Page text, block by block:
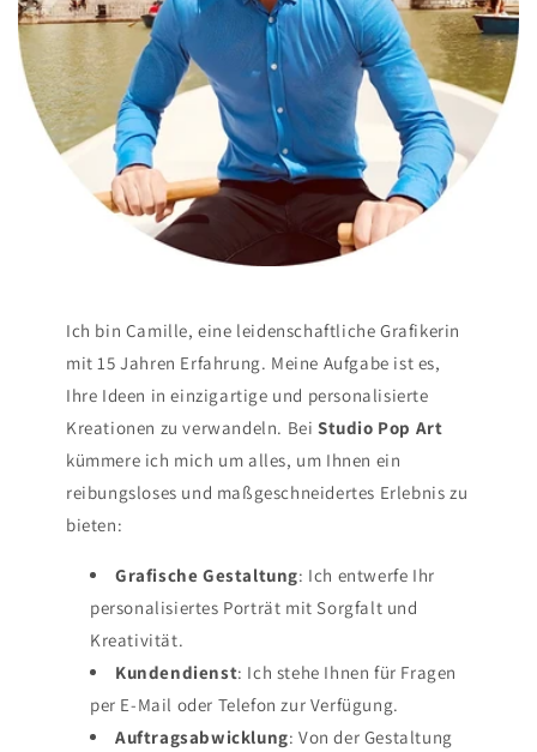
Ich bin Camille, eine leidenschaftliche Grafikerin
mit 15 Jahren Erfahrung. Meine Aufgabe ist es,
Ihre Ideen in einzigartige und personalisierte
Kreationen zu verwandeln. BeiStudio Pop Art
kümmere ich mich um alles, um Ihnen ein
reibungsloses und maßgeschneidertes Erlebnis zu
bieten:
Grafische Gestaltung: Ich entwerfe Ihr
personalisiertes Porträt mit Sorgfalt und
Kreativität.
Kundendienst: Ich stehe Ihnen für Fragen
per E-Mail oder Telefon zur Verfügung.
Auftragsabwicklung: Von der Gestaltung